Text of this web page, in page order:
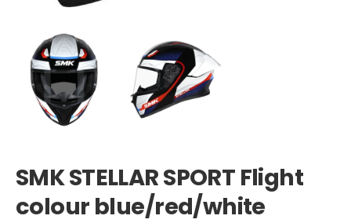
SMK STELLAR SPORT Flight
colour blue/red/white